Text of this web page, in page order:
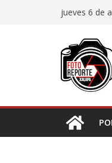
jueves 6 de